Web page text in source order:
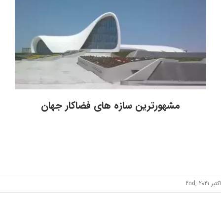
مشهورترین سازه های فضاکار جهان
اکتبر 2nd, 2021